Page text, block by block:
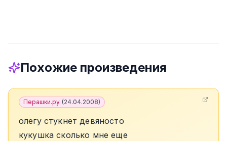
Похожие произведения
Перашки.ру (24.04.2008)
олегу стукнет девяносто
кукушка сколько мне еще